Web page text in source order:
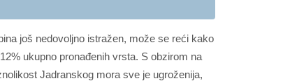
još nedovoljno istražen, može se reći kako
ukupno pronađenih vrsta. S obzirom na
Jadranskog mora sve je ugroženija,